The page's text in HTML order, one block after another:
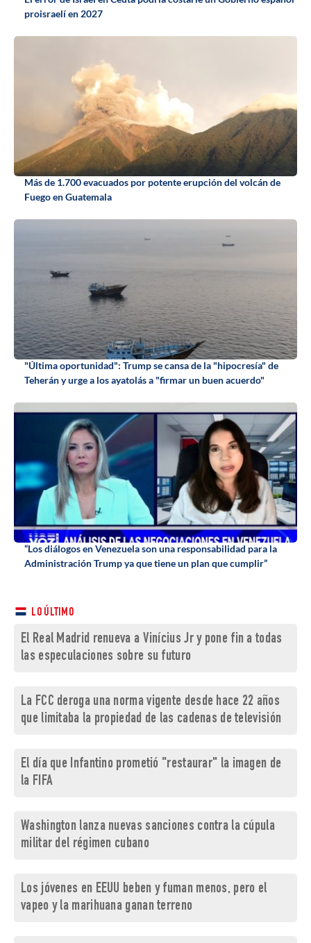
proisraelí en 2027
Más de 1.700 evacuados por potente erupción del volcán de
Fuego en Guatemala
"Última oportunidad": Trump se cansa de la "hipocresía" de
Teherán y urge a los ayatolás a "firmar un buen acuerdo"
“Los diálogos en Venezuela son una responsabilidad para la
Administración Trump ya que tiene un plan que cumplir”
LO ÚLTIMO
El Real Madrid renueva a Vinícius Jr y pone fin a todas
las especulaciones sobre su futuro
La FCC deroga una norma vigente desde hace 22 años
que limitaba la propiedad de las cadenas de televisión
El día que Infantino prometió "restaurar" la imagen de
la FIFA
Washington lanza nuevas sanciones contra la cúpula
militar del régimen cubano
Los jóvenes en EEUU beben y fuman menos, pero el
vapeo y la marihuana ganan terreno